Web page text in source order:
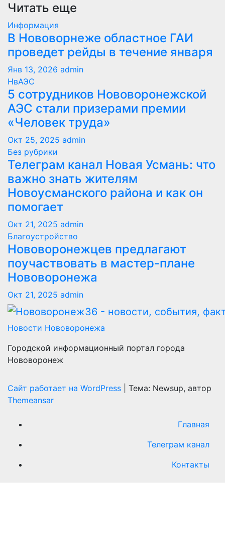
Читать еще
Информация
В Нововорнеже областное ГАИ
проведет рейды в течение января
Янв 13, 2026 admin
НвАЭС
5 сотрудников Нововоронежской
АЭС стали призерами премии
«Человек труда»
Окт 25, 2025 admin
Без рубрики
Телеграм канал Новая Усмань: что
важно знать жителям
Новоусманского района и как он
помогает
Окт 21, 2025 admin
Благоустройство
Нововоронежцев предлагают
поучаствовать в мастер-плане
Нововоронежа
Окт 21, 2025 admin
Новости Нововоронежа
Городской информационный портал города
Нововоронеж
Сайт работает на WordPress
Тема: Newsup, автор
Themeansar
Главная
Телеграм канал
Контакты